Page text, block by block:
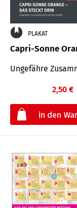
PLAKAT
Capri-Sonne
Ungefähre
2,50 €